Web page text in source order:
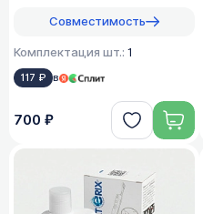
Совместимость
Комплектация шт.: 1
117 ₽ в
700 ₽